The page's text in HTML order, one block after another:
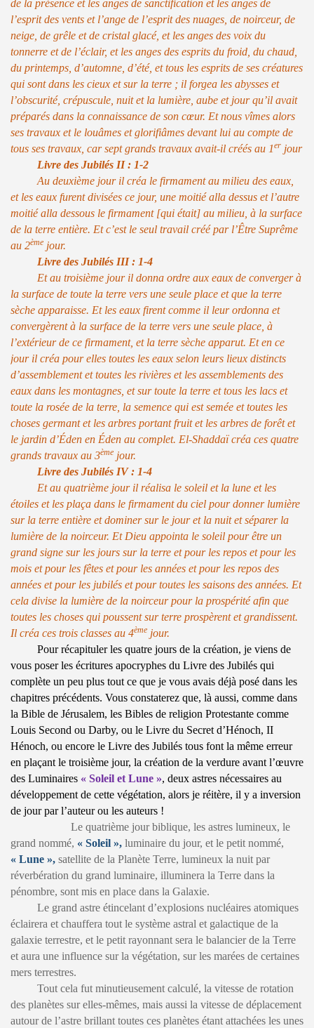
de la présence et les anges de sanctification et les anges de
l’esprit des vents et l’ange de l’esprit des nuages, de noirceur, de
neige, de grêle et de cristal glacé, et les anges des voix du
tonnerre et de l’éclair, et les anges des esprits du froid, du chaud,
du printemps, d’automne, d’été, et tous les esprits de ses créatures
qui sont dans les cieux et sur la terre ; il forgea les abysses et
l’obscurité, crépuscule, nuit et la lumière, aube et jour qu’il avait
préparés dans la connaissance de son cœur. Et nous vîmes alors
ses travaux et le louâmes et glorifiâmes devant lui au compte de
tous ses travaux, car sept grands travaux avait-il créés au 1erjour
Livre des Jubilés II : 1-2
Au deuxième jour il créa le firmament au milieu des eaux,
et les eaux furent divisées ce jour, une moitié alla dessus et l’autre
moitié alla dessous le firmament [qui était] au milieu, à la surface
de la terre entière. Et c’est le seul travail créé par l’Être Suprême
au 2èmejour.
Livre des Jubilés III : 1-4
Et au troisième jour il donna ordre aux eaux de converger à
la surface de toute la terre vers une seule place et que la terre
sèche apparaisse. Et les eaux firent comme il leur ordonna et
convergèrent à la surface de la terre vers une seule place, à
l’extérieur de ce firmament, et la terre sèche apparut. Et en ce
jour il créa pour elles toutes les eaux selon leurs lieux distincts
d’assemblement et toutes les rivières et les assemblements des
eaux dans les montagnes, et sur toute la terre et tous les lacs et
toute la rosée de la terre, la semence qui est semée et toutes les
choses germant et les arbres portant fruit et les arbres de forêt et
le jardin d’Éden en Éden au complet. El-Shaddaï créa ces quatre
grands travaux au 3èmejour.
Livre des Jubilés IV : 1-4
Et au quatrième jour il réalisa le soleil et la lune et les
étoiles et les plaça dans le firmament du ciel pour donner lumière
sur la terre entière et dominer sur le jour et la nuit et séparer la
lumière de la noirceur. Et Dieu appointa le soleil pour être un
grand signe sur les jours sur la terre et pour les repos et pour les
mois et pour les fêtes et pour les années et pour les repos des
années et pour les jubilés et pour toutes les saisons des années. Et
cela divise la lumière de la noirceur pour la prospérité afin que
toutes les choses qui poussent sur terre prospèrent et grandissent.
Il créa ces trois classes au 4èmejour.
Pour récapituler les quatre jours de la création, je viens de
vous poser les écritures apocryphes du Livre des Jubilés qui
complète un peu plus tout ce que je vous avais déjà posé dans les
chapitres précédents. Vous constaterez que, là aussi, comme dans
la Bible de Jérusalem, les Bibles de religion Protestante comme
Louis Second ou Darby, ou le Livre du Secret d’Hénoch, II
Hénoch, ou encore le Livre des Jubilés tous font la même erreur
en plaçant le troisième jour, la création de la verdure avant l’œuvre
des Luminaires « Soleil et Lune », deux astres nécessaires au
développement de cette végétation, alors je réitère, il y a inversion
de jour par l’auteur ou les auteurs !
Le quatrième jour biblique, les astres lumineux, le
grand nommé, « Soleil », luminaire du jour, et le petit nommé,
« Lune », satellite de la Planète Terre, lumineux la nuit par
réverbération du grand luminaire, illuminera la Terre dans la
pénombre, sont mis en place dans la Galaxie.
Le grand astre étincelant d’explosions nucléaires atomiques
éclairera et chauffera tout le système astral et galactique de la
galaxie terrestre, et le petit rayonnant sera le balancier de la Terre
et aura une influence sur la végétation, sur les marées de certaines
mers terrestres.
Tout cela fut minutieusement calculé, la vitesse de rotation
des planètes sur elles-mêmes, mais aussi la vitesse de déplacement
autour de l’astre brillant toutes ces planètes étant attachées les unes